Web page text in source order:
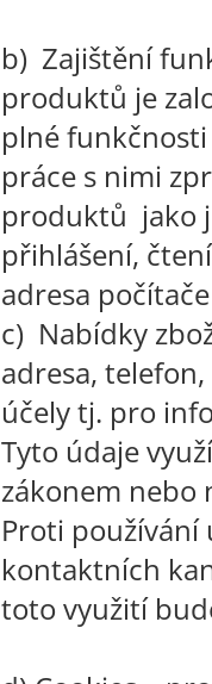
b) Zajištění
produktů je
plné
práce s nimi
produktů jako
přihlášení,
adresa
c) Nabídky
adresa,
účely tj. pro
Tyto údaje
zákonem nebo
Proti používání
kontaktních
toto využití